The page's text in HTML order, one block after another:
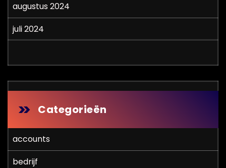
augustus 2024
juli 2024
Categorieën
accounts
bedrijf